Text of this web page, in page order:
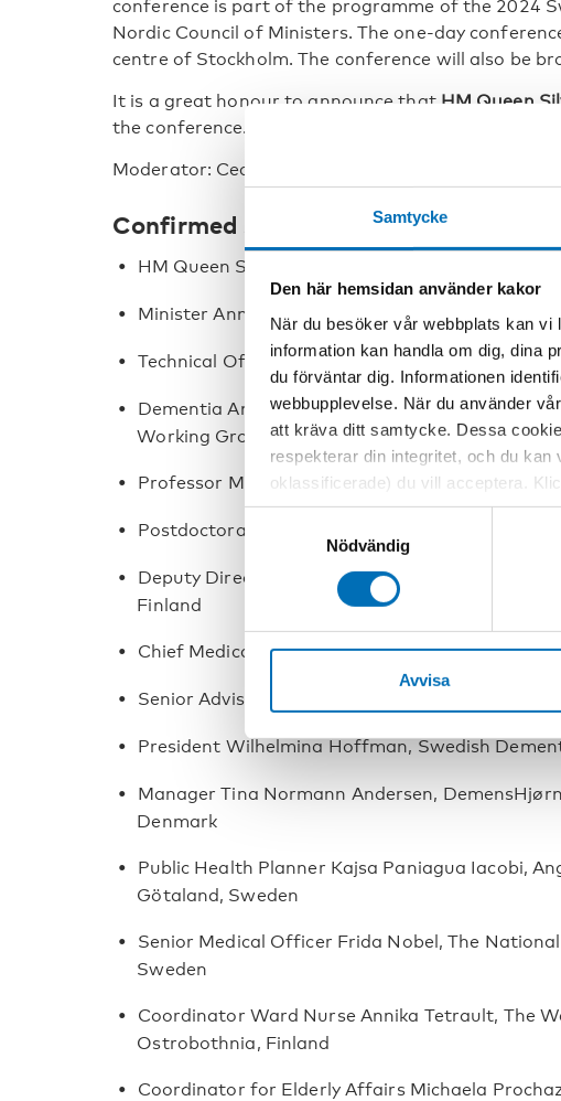
Samtycke
Den här hemsidan använder kakor
När du besöker vår webbplats kan
information kan handla om dig, dina
du förväntar dig. Informationen
webbupplevelse. När du använder
att kräva ditt samtycke. Dessa
respekterar din integritet, och du
oklassificerade) du vill acceptera.
inställningar för cookies. Observera
vi erbjuder. Om du har besökt vår
genom att navigera till
Nödvändig
Avvisa
conference is part of the programme of the 2024
Nordic Council of Ministers. The one-day
centre of Stockholm. The conference will also be
It is a great honour to announce that HM Queen
the conference.
Moderator: Cecilia Garme
Confirmed speakers:
HM Queen Silvia of Sweden
Minister Anna Tenje, Minister for Older People
Technical Officer Stefania Ilinca, WHO
Dementia Ambassador Pia Knudsen, Alzheimer
Working Group of People with Dementia,
Professor Miia Kivipelto, Karolinska Institutet,
Postdoctoral Researcher Grete Kjelvik, Aging
Deputy Director General Taru Koivisto, Ministry
Finland
Chief Medical Officer Knut Lönnroth, The
Senior Adviser Elsa B. Friðfinnsdóttir, Ministry of
President Wilhelmina Hoffman, Swedish
Manager Tina Normann Andersen,
Denmark
Public Health Planner Kajsa Paniagua Iacobi,
Götaland, Sweden
Senior Medical Officer Frida Nobel, The
Sweden
Coordinator Ward Nurse Annika Tetrault, The
Ostrobothnia, Finland
Coordinator for Elderly Affairs Michaela